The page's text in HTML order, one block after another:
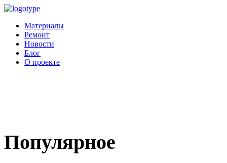
Материалы
Ремонт
Новости
Блог
О проекте
Популярное